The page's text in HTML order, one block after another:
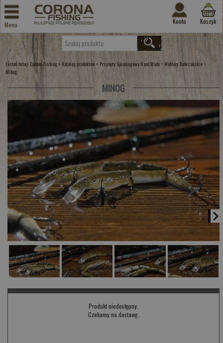
Menu Konto Koszyk
Jesteś tutaj: Corona-Fishing > Katalog produktów > Przynęty Spinningowe Hand Made >Woblery Bobrzańskie >
Minog
MINOG
Produkt niedostępny.
Czekamy na dostawę.